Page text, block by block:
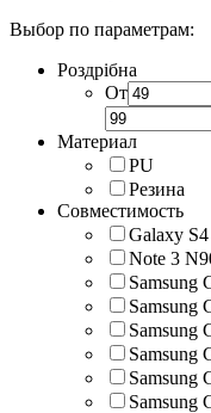
Выбор по параметрам:
Роздрібна
От
Материал
PU
Резина
Совместимость
Galaxy
Note 3
Samsung
Samsung
Samsung
Samsung
Samsung
Samsung